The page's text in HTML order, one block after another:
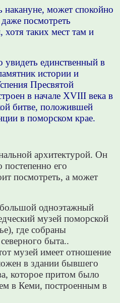
накануне, может спокойно
посмотреть
хотя таких мест там и
единственный в
истории и
Пресвятой
в начале XVIII века в
битве, положившей
в поморском крае.
архитектурой. Он
его
посмотреть, а может
одноэтажный
музей поморской
где собраны
быта..
музей имеет отношение
в здании бывшего
которое притом было
в Кеми, построенным в